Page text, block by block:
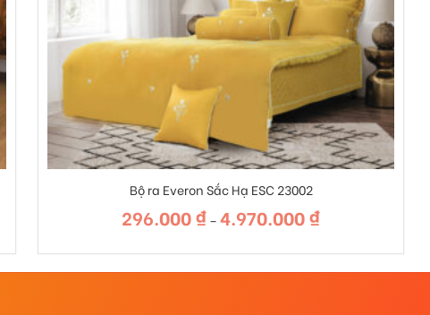
+
Bộ ra Everon Sắc Hạ ESC 23002
296.000₫–4.970.000₫Khoảng
296.000 ₫
4.970.000 ₫